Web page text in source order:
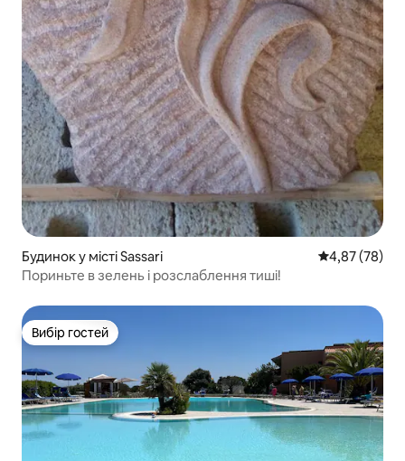
Будинок у місті Sassari Середня
4,87 (78)
Пориньте в зелень і розслаблення тиші!
Вибір гостей
Вибір гостей